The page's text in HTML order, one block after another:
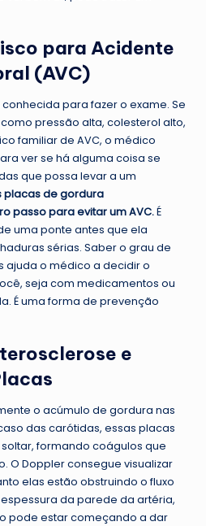
para Acidente
(AVC)
conhecida para fazer o exame. Se
pressão alta, colesterol alto,
familiar de AVC, o médico
ver se há alguma coisa se
que possa levar a um
placas de gordura
passo para evitar um AVC.É
uma ponte antes que ela
sérias. Saber o grau de
ajuda o médico a decidir o
seja com medicamentos ou
É uma forma de prevenção
e
o acúmulo de gordura nas
das carótidas, essas placas
formando coágulos que
O Doppler consegue visualizar
elas estão obstruindo o fluxo
da parede da artéria,
pode estar começando a dar